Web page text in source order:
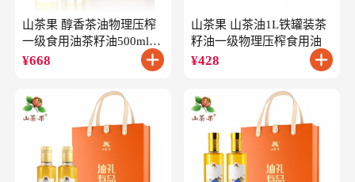
山茶果 醇香茶油物理压榨
一级食用油茶籽油500ml*2
礼盒
¥668
山茶果 山茶油1L铁罐装茶
籽油一级物理压榨食用油
¥428